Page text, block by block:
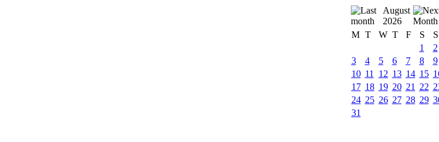
August
2026
M T W T F S
S
1
2
3
4 5 6 7 8
9
10 11 12 13 14 15
17 18 19 20 21 22
24 25 26 27 28 29
31